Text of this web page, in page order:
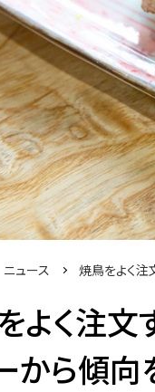
ニュース 焼鳥をよく
よく注
から傾